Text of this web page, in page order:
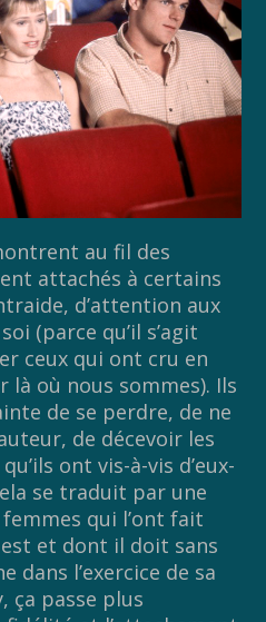
au fil des
attachés à certains
d’attention aux
(parce qu’il s’agit
ceux qui ont cru en
là où nous sommes). Ils
de se perdre, de ne
de décevoir les
ont vis-à-vis d’eux-
se traduit par une
qui l’ont fait
est et dont il doit sans
dans l’exercice de sa
ça passe plus